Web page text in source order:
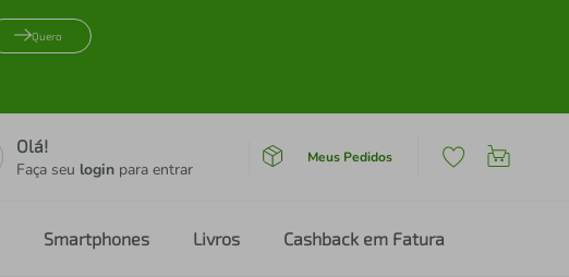
Quero
Olá!
Faça seu login para entrar
Meus Pedidos
Smartphones Livros Cashback em Fatura